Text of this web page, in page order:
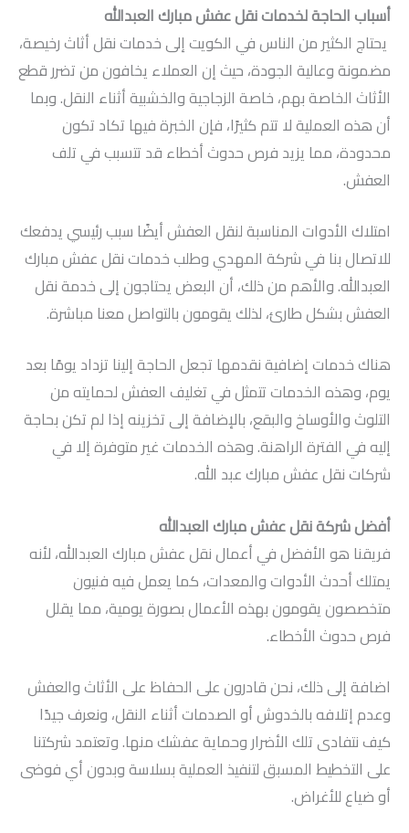
أسباب الحاجة لخدمات نقل عفش مبارك العبدالله
يحتاج الكثير من الناس في الكويت إلى خدمات نقل أثاث رخيصة،
مضمونة وعالية الجودة، حيث إن العملاء يخافون من تضرر قطع
الأثاث الخاصة بهم، خاصة الزجاجية والخشبية أثناء النقل. وبما
أن هذه العملية لا تتم كثيرًا، فإن الخبرة فيها تكاد تكون
محدودة، مما يزيد فرص حدوث أخطاء قد تتسبب في تلف
العفش.
امتلاك الأدوات المناسبة لنقل العفش أيضًا سبب رئيسي يدفعك
للاتصال بنا في شركة المهدي وطلب خدمات نقل عفش مبارك
العبدالله. والأهم من ذلك، أن البعض يحتاجون إلى خدمة نقل
العفش بشكل طارئ، لذلك يقومون بالتواصل معنا مباشرة.
هناك خدمات إضافية نقدمها تجعل الحاجة إلينا تزداد يومًا بعد
يوم، وهذه الخدمات تتمثل في تغليف العفش لحمايته من
التلوث والأوساخ والبقع، بالإضافة إلى تخزينه إذا لم تكن بحاجة
إليه في الفترة الراهنة. وهذه الخدمات غير متوفرة إلا في
شركات نقل عفش مبارك عبد الله.
أفضل شركة نقل عفش مبارك العبدالله
فريقنا هو الأفضل في أعمال نقل عفش مبارك العبدالله، لأنه
يمتلك أحدث الأدوات والمعدات، كما يعمل فيه فنيون
متخصصون يقومون بهذه الأعمال بصورة يومية، مما يقلل
فرص حدوث الأخطاء.
اضافة إلى ذلك، نحن قادرون على الحفاظ على الأثاث والعفش
وعدم إتلافه بالخدوش أو الصدمات أثناء النقل، ونعرف جيدًا
كيف نتفادى تلك الأضرار وحماية عفشك منها. وتعتمد شركتنا
على التخطيط المسبق لتنفيذ العملية بسلاسة وبدون أي فوضى
أو ضياع للأغراض.